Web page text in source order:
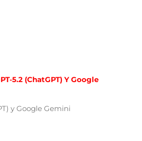
(ChatGPT) Y Google
y Google Gemini